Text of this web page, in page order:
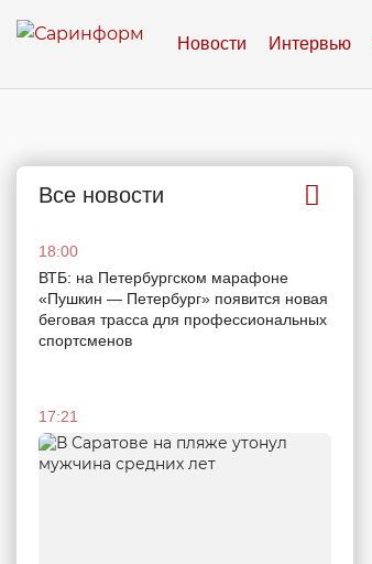
Новости Интервью
Все новости
18:00
ВТБ: на Петербургском марафоне
«Пушкин — Петербург» появится новая
беговая трасса для профессиональных
спортсменов
17:21